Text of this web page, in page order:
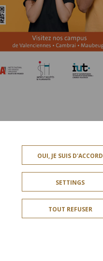
ACCESSIBILITY
CONTACT
OUI, JE SUIS D'ACCORD
SETTINGS
TOUT REFUSER